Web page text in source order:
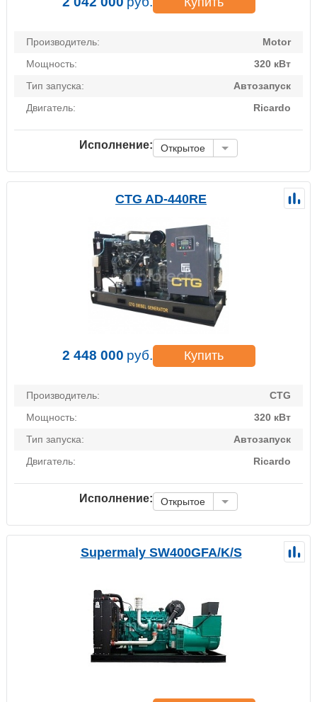
Производитель:
Motor
Мощность:
320 кВт
Тип запуска:
Автозапуск
Двигатель:
Ricardo
Исполнение: Открытое
CTG AD-440RE
2 448 000 руб. Купить
Производитель:
CTG
Мощность:
320 кВт
Тип запуска:
Автозапуск
Двигатель:
Ricardo
Исполнение: Открытое
Supermaly SW400GFA/K/S